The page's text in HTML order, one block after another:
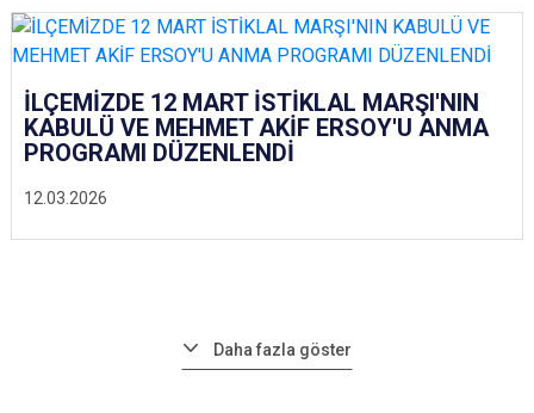
12.03.2026
İLÇEMİZDE 12 MART İSTİKLAL MARŞI'NIN
KABULÜ VE MEHMET AKİF ERSOY'U ANMA
PROGRAMI DÜZENLENDİ
Daha fazla göster